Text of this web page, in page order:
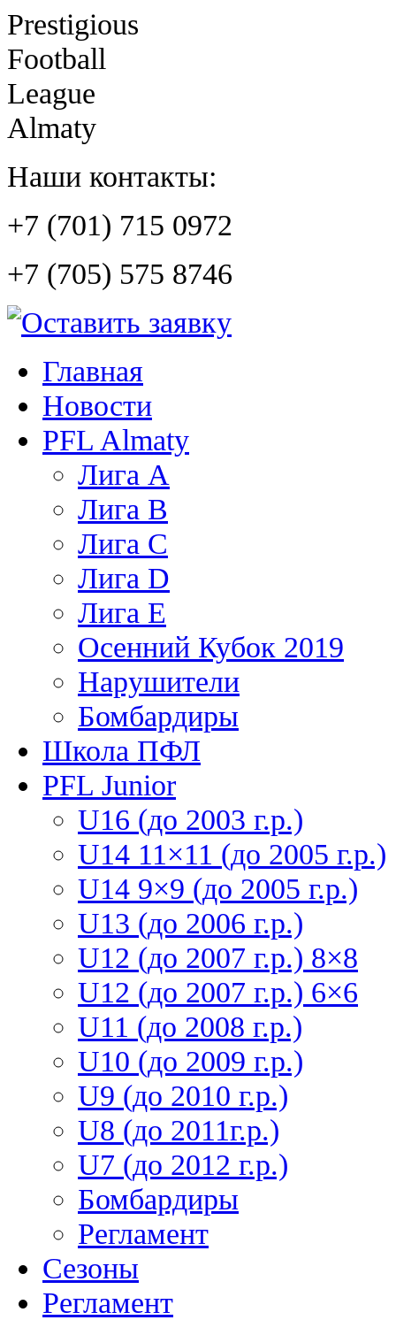
Prestigious
Football
League
Almaty
Наши контакты:
+7 (701) 715 0972
+7 (705) 575 8746
Главная
Новости
PFL Almaty
Лига A
Лига В
Лига С
Лига D
Лига Е
Осенний Кубок 2019
Нарушители
Бомбардиры
Школа ПФЛ
PFL Junior
U16 (до 2003 г.р.)
U14 11×11 (до 2005 г.р.)
U14 9×9 (до 2005 г.р.)
U13 (до 2006 г.р.)
U12 (до 2007 г.р.) 8×8
U12 (до 2007 г.р.) 6×6
U11 (до 2008 г.р.)
U10 (до 2009 г.р.)
U9 (до 2010 г.р.)
U8 (до 2011г.р.)
U7 (до 2012 г.р.)
Бомбардиры
Регламент
Сезоны
Регламент